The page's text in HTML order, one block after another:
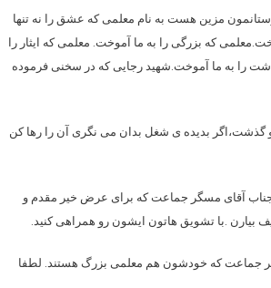
مزین هست به نام معلمی که عشق را نه تنها
که بزرگی را به ما آموخت. معلمی که ایثار را
را به ما آموخت.شهید رجایی که در سخنی فرموده
بدیده ی شغل بدان می نگری آن را رها کن
آقای مسگر جماعت که برای عرض خیر مقدم و
.با تشویق هاتون ایشون رو همراهی کنید.
جماعت که خودشون هم معلمی بزرگ هستند. لطفا